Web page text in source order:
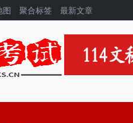
图 聚合标签 最新文章